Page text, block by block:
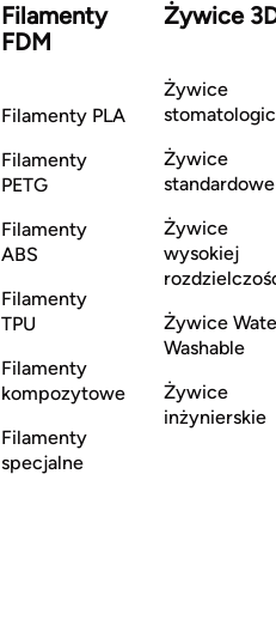
Filamenty
FDM
Filamenty PLA
Filamenty
PETG
Filamenty
ABS
Filamenty
TPU
Filamenty
kompozytowe
Filamenty
specjalne
Żywice
Żywice
Żywice
standardowe
Żywice
wysokiej
Żywice
Washable
Żywice
inżynierskie